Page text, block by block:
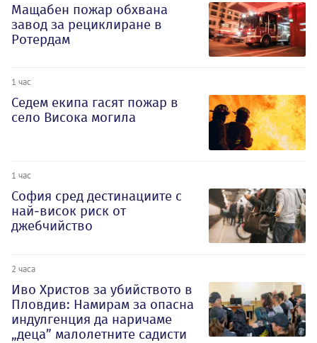
Мащабен пожар обхвана
завод за рециклиране в
Ротердам
1 час
Седем екипа гасят пожар в
село Висока могила
1 час
София сред дестинациите с
най-висок риск от
джебчийство
2 часа
Иво Христов за убийството в
Пловдив: Намирам за опасна
индулгенция да наричаме
„деца” малолетните садисти